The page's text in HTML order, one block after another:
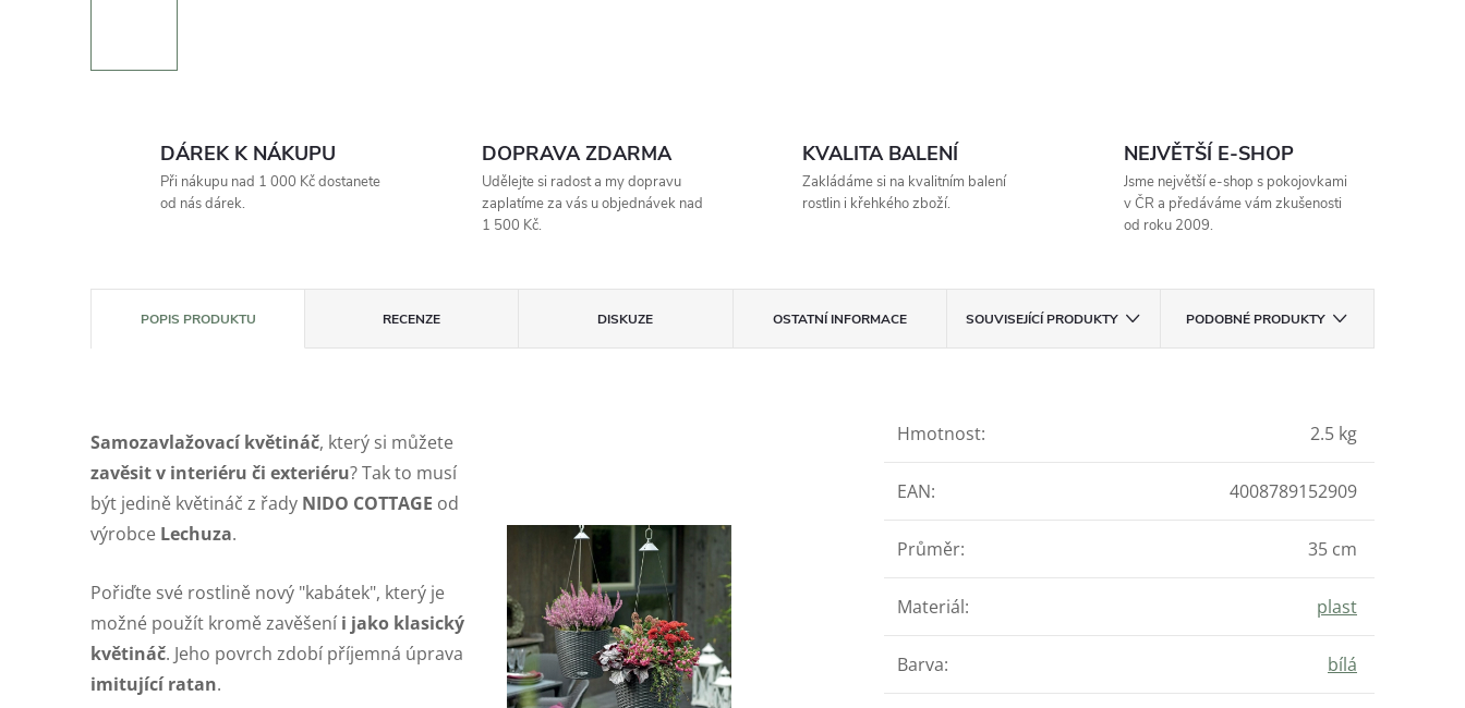
DÁREK K NÁKUPU
Při nákupu nad 1 000 Kč dostanete
od nás dárek.
DOPRAVA ZDARMA
Udělejte si radost a my dopravu
zaplatíme za vás u objednávek nad
1 500 Kč.
KVALITA BALENÍ
Zakládáme si na kvalitním balení
rostlin i křehkého zboží.
NEJVĚTŠÍ E-SHOP
Jsme největší e-shop s pokojovkami
v ČR a předáváme vám zkušenosti
od roku 2009.
POPIS PRODUKTU RECENZE DISKUZE OSTATNÍ INFORMACE SOUVISEJÍCÍ PRODUKTY PODOBNÉ PRODUKTY
Samozavlažovací květináč, který si můžete
zavěsit v interiéru či exteriéru? Tak to musí
být jedině květináč z řady NIDO COTTAGE od
výrobce Lechuza.
Pořiďte své rostlině nový "kabátek", který je
možné použít kromě zavěšení i jako klasický
květináč. Jeho povrch zdobí příjemná úprava
imitující ratan.
Hmotnost: 2.5 kg
EAN: 4008789152909
Průměr: 35 cm
Materiál: plast
Barva: bílá